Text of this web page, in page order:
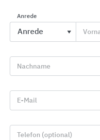
Hochwertige Maler-,
Boden
Anrede
Nachname
E-Mail
Telefon (optional)